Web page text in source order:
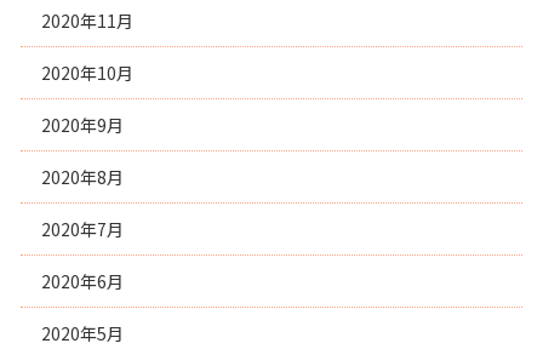
2020年11月
2020年10月
2020年9月
2020年8月
2020年7月
2020年6月
2020年5月